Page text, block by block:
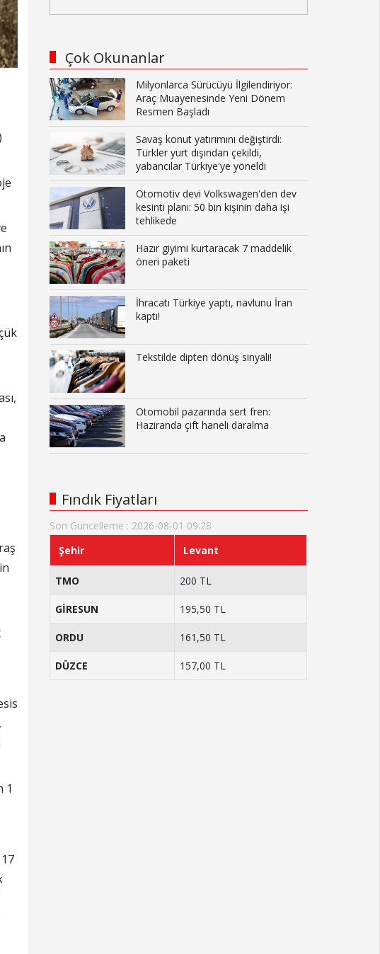
1
Çok Okunanlar
Milyonlarca Sürücüyü İlgilendiriyor:
Araç Muayenesinde Yeni Dönem
Resmen Başladı
Savaş konut yatırımını değiştirdi:
Türkler yurt dışından çekildi,
yabancılar Türkiye'ye yöneldi
Otomotiv devi Volkswagen'den dev
kesinti planı: 50 bin kişinin daha işi
tehlikede
Hazır giyimi kurtaracak 7 maddelik
öneri paketi
İhracatı Türkiye yaptı, navlunu İran
kaptı!
Tekstilde dipten dönüş sinyali!
Otomobil pazarında sert fren:
Haziranda çift haneli daralma
Fındık Fiyatları
Son Güncelleme : 2026-08-01 09:28
Şehir
Levant
TMO 200 TL
GİRESUN 195,50 TL
ORDU 161,50 TL
DÜZCE 157,00 TL